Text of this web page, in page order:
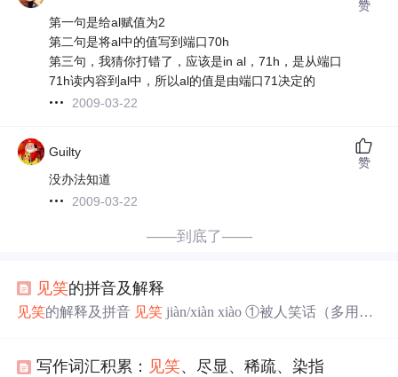
第一句是给al赋值为2
第二句是将al中的值写到端口70h
第三句，我猜你打错了，应该是in al，71h，是从端口
71h读内容到al中，所以al的值是由端口71决定的
2009-03-22
赞
Guilty
没办法知道
2009-03-22
赞
——到底了——
见笑的拼音及解释
见笑的解释及拼音 见笑
写作词汇积累： 见笑、尽显、稀疏、染指